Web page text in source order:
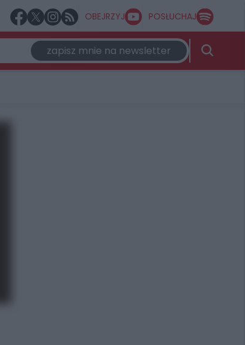
OBEJRZYJ POSŁUCHAJ
zapisz mnie na newsletter